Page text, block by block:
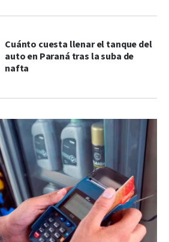
Cuánto cuesta llenar el tanque del
auto en Paraná tras la suba de
nafta